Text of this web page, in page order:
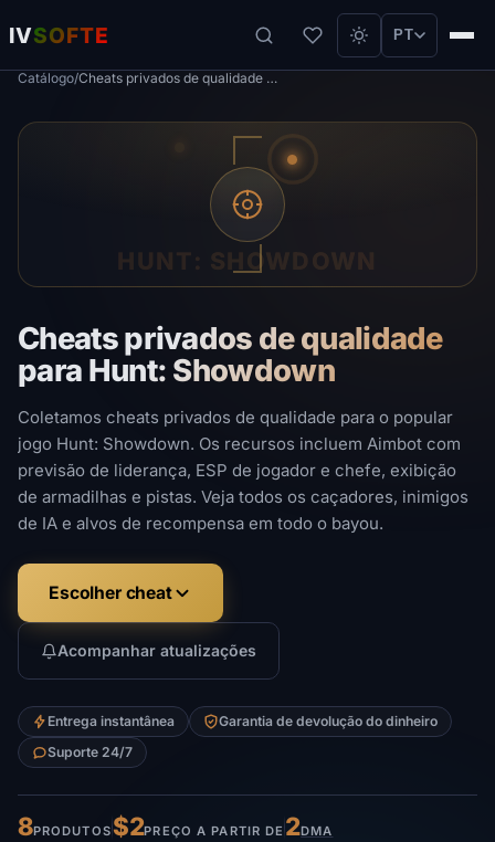
IVSOFTE PT
Catálogo/ Cheats privados de qualidade para Hunt: Showdown
Cheats privados de qualidade
para Hunt: Showdown
Coletamos cheats privados de qualidade para o popular
jogo Hunt: Showdown. Os recursos incluem Aimbot com
previsão de liderança, ESP de jogador e chefe, exibição
de armadilhas e pistas. Veja todos os caçadores, inimigos
de IA e alvos de recompensa em todo o bayou.
Escolher cheat
Acompanhar atualizações
Entrega instantânea
Garantia de devolução do dinheiro
Suporte 24/7
8PRODUTOS$2PREÇO A PARTIR DE 2DMA
HUNT: SHOWDOWN